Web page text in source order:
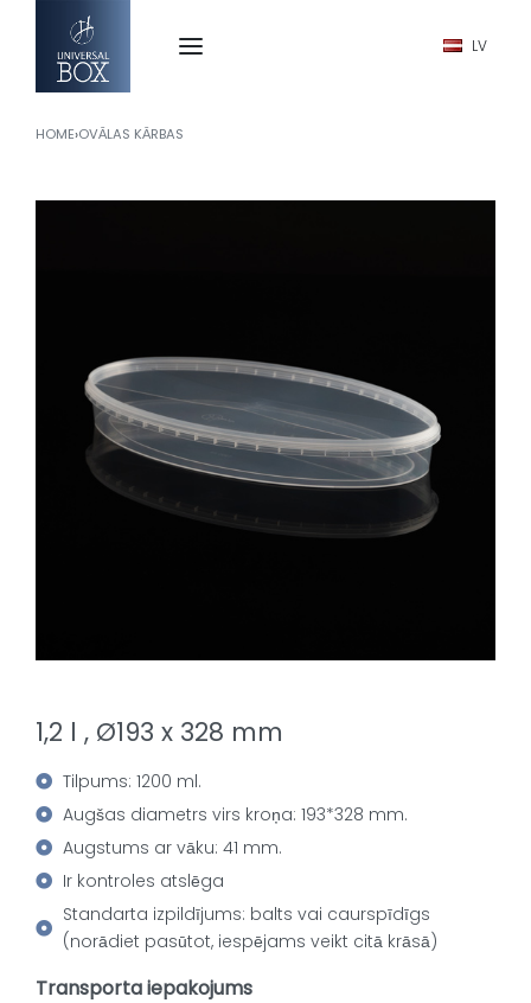
LV
HOME›OVĀLAS KĀRBAS
1,2 l , Ø193 x 328 mm
Tilpums: 1200 ml.
Augšas diametrs virs kroņa: 193*328 mm.
Augstums ar vāku: 41 mm.
Ir kontroles atslēga
Standarta izpildījums: balts vai caurspīdīgs
(norādiet pasūtot, iespējams veikt citā krāsā)
Transporta iepakojums